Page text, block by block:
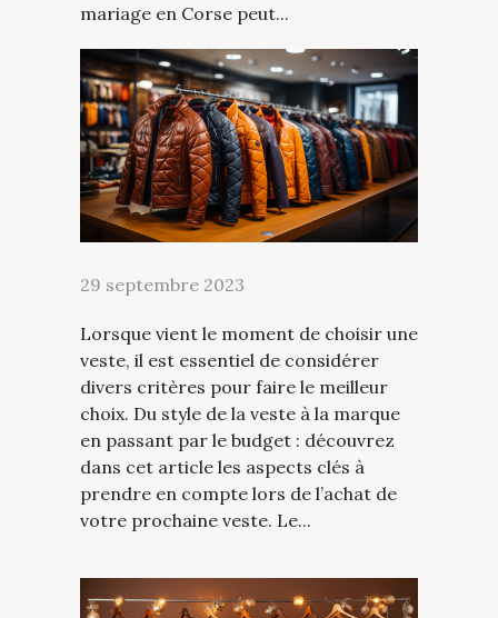
mariage en Corse peut...
29 septembre 2023
Lorsque vient le moment de choisir une
veste, il est essentiel de considérer
divers critères pour faire le meilleur
choix. Du style de la veste à la marque
en passant par le budget : découvrez
dans cet article les aspects clés à
prendre en compte lors de l’achat de
votre prochaine veste. Le...